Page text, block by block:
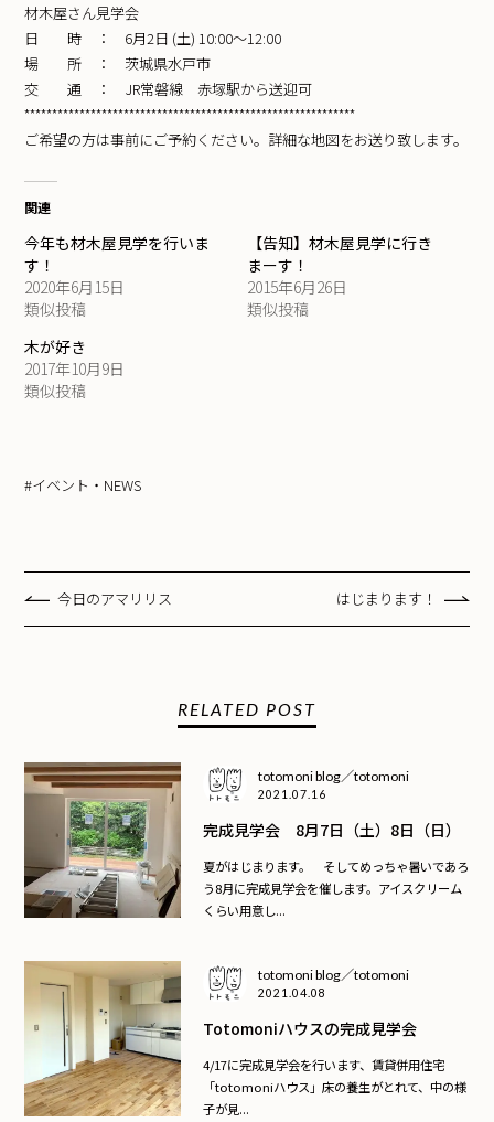
材木屋さん見学会
日 時 ： 6月2日 (土) 10:00〜12:00
場 所 ： 茨城県水戸市
交 通 ： JR常磐線 赤塚駅から送迎可
************************************************************
ご希望の方は事前にご予約ください。詳細な地図をお送り致します。
関連
今年も材木屋見学を行いま
す！
2020年6月15日
類似投稿
【告知】材木屋見学に行き
まーす！
2015年6月26日
類似投稿
木が好き
2017年10月9日
類似投稿
#イベント・NEWS
今日のアマリリス はじまります！
RELATED POST
totomoni blog／totomoni
2021.07.16
完成見学会 8月7日（土）8日（日）
夏がはじまります。 そしてめっちゃ暑いであろ
う8月に完成見学会を催します。アイスクリーム
くらい用意し...
totomoni blog／totomoni
2021.04.08
Totomoniハウスの完成見学会
4/17に完成見学会を行います、賃貸併用住宅
「totomoniハウス」床の養生がとれて、中の様
子が見...